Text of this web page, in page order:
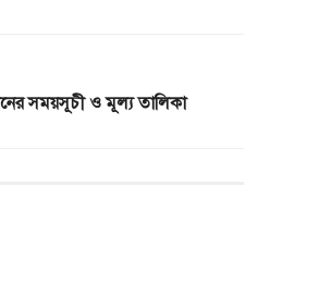
সময়সূচী ও মূল্য তালিকা